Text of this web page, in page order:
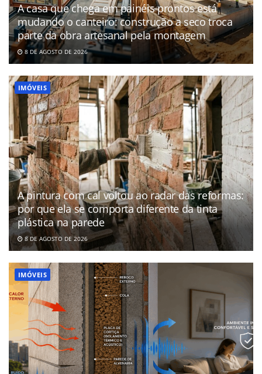
A casa que chega em painéis prontos está
mudando o canteiro: construção a seco troca
parte da obra artesanal pela montagem
8 DE AGOSTO DE 2026
IMÓVEIS
A pintura com cal voltou ao radar das reformas:
por que ela se comporta diferente da tinta
plástica na parede
8 DE AGOSTO DE 2026
IMÓVEIS